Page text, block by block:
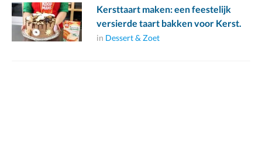
Kersttaart maken: een feestelijk
versierde taart bakken voor Kerst.
in Dessert & Zoet